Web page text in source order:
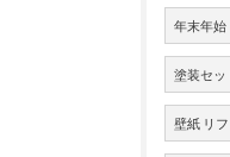
年末年始
塗装セッ
壁紙 リ